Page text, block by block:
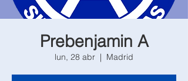
Prebenjamin A
lun, 28 abr
  |
Madrid